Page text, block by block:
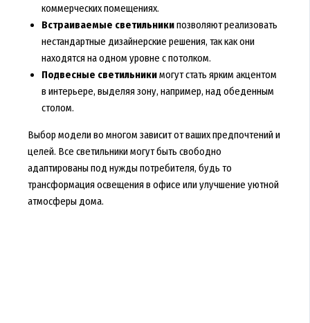
коммерческих помещениях.
Встраиваемые светильникипозволяют реализовать
нестандартные дизайнерские решения, так как они
находятся на одном уровне с потолком.
Подвесные светильникимогут стать ярким акцентом
в интерьере, выделяя зону, например, над обеденным
столом.
Выбор модели во многом зависит от ваших предпочтений и
целей. Все светильники могут быть свободно
адаптированы под нужды потребителя, будь то
трансформация освещения в офисе или улучшение уютной
атмосферы дома.